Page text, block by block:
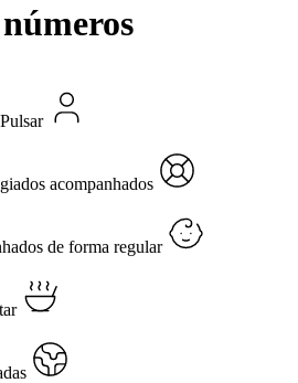
acompanhados
de forma regular